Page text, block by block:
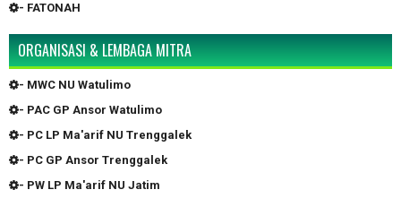
- FATONAH
ORGANISASI & LEMBAGA MITRA
- MWC NU Watulimo
- PAC GP Ansor Watulimo
- PC LP Ma'arif NU Trenggalek
- PC GP Ansor Trenggalek
- PW LP Ma'arif NU Jatim